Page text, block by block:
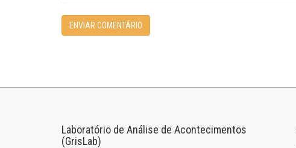
Laboratório de Análise de Acontecimentos
(GrisLab)